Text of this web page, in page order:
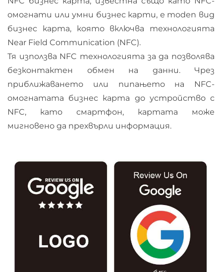
омогнати или умни бизнес карти, е moden вид
бизнес карта, която включва технологията
Near Field Communication (NFC).
Тя използва NFC технологията за да позволява
безконтактен обмен на данни. Чрез
приближаването или пипањето на NFC-
омогнатата бизнес карта до устройство с
NFC, като смартфон, картата може
мигновено да прехвърли информация.